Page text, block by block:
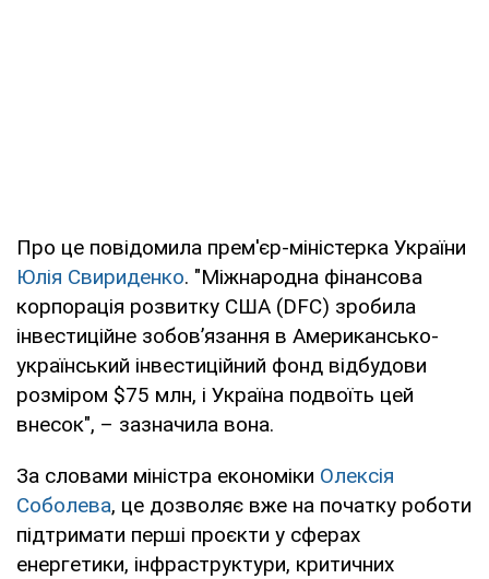
Про це повідомила прем'єр-міністерка України
Юлія Свириденко. "Міжнародна фінансова
корпорація розвитку США (DFC) зробила
інвестиційне зобов’язання в Американсько-
український інвестиційний фонд відбудови
розміром $75 млн, і Україна подвоїть цей
внесок", – зазначила вона.
За словами міністра економіки Олексія
Соболева, це дозволяє вже на початку роботи
підтримати перші проєкти у сферах
енергетики, інфраструктури, критичних